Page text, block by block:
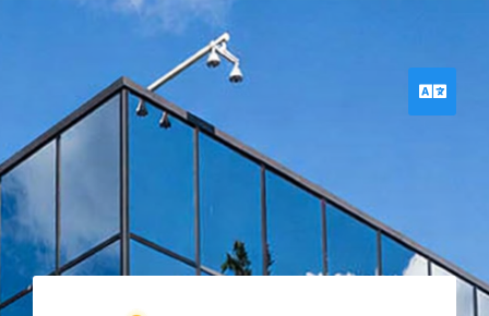
— للعودة للموقع الرئيسي